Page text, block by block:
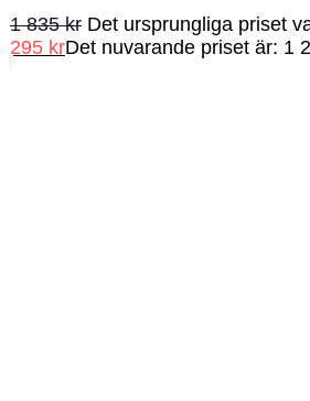
1 835kr Det ursprungliga priset
295 krDet nuvarande priset är: 1